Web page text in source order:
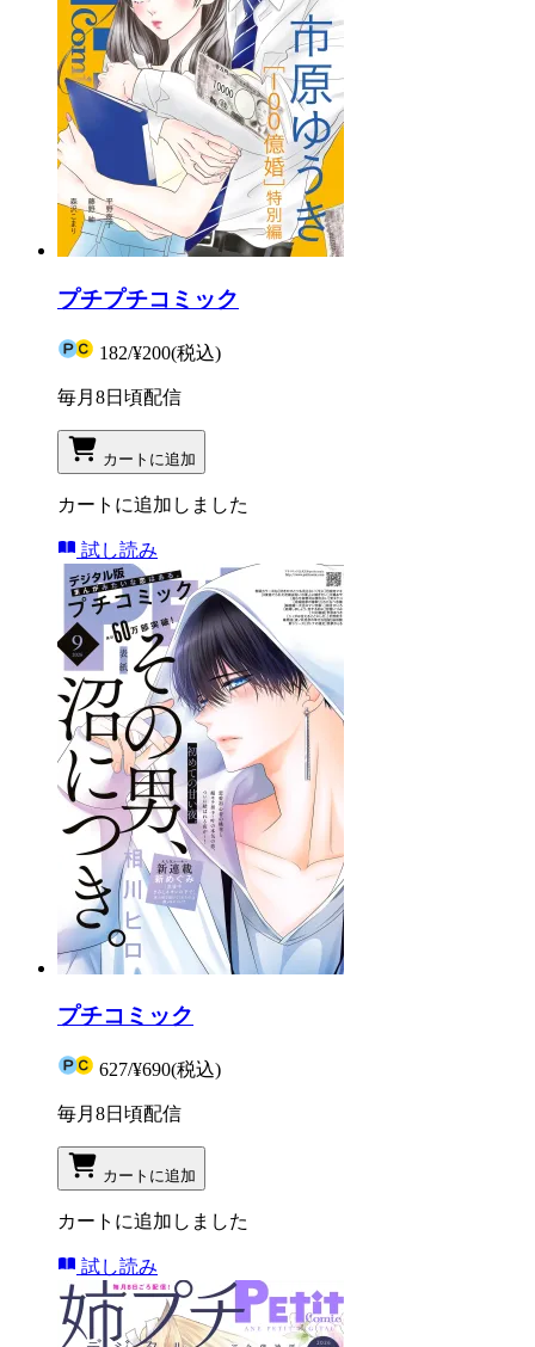
プチプチコミック
182/¥200(税込)
毎月8日頃配信
カートに追加
カートに追加しました
試し読み
プチコミック
627/¥690(税込)
毎月8日頃配信
カートに追加
カートに追加しました
試し読み